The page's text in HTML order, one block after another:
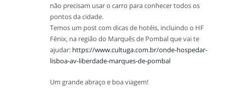
não precisam usar o carro para conhecer todos os
pontos da cidade.
Temos um post com dicas de hotéis, incluindo o HF
Fénix, na região do Marquês de Pombal que vai te
ajudar: https://www.cultuga.com.br/onde-hospedar-
lisboa-av-liberdade-marques-de-pombal
Um grande abraço e boa viagem!